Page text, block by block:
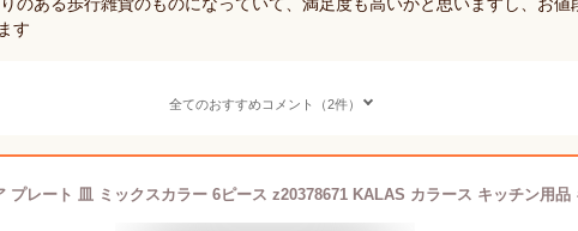
す
全てのおすすめコメント（2件）